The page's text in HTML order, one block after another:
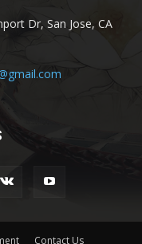
Dr, San Jose, CA
Contact Us